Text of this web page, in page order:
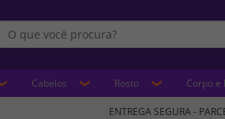
Cabelos Rosto Corpo e
ENTREGA SEGURA -